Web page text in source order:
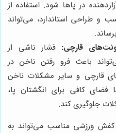
در پاها شود. استفاده از
طراحی استاندارد، می‌تواند
قارچی: فشار ناشی از
باعث فرو رفتن ناخن در
قارچی و سایر مشکلات ناخن
کافی برای انگشتان پا،
جلوگیری کند.
کفش ورزشی مناسب می‌تواند به